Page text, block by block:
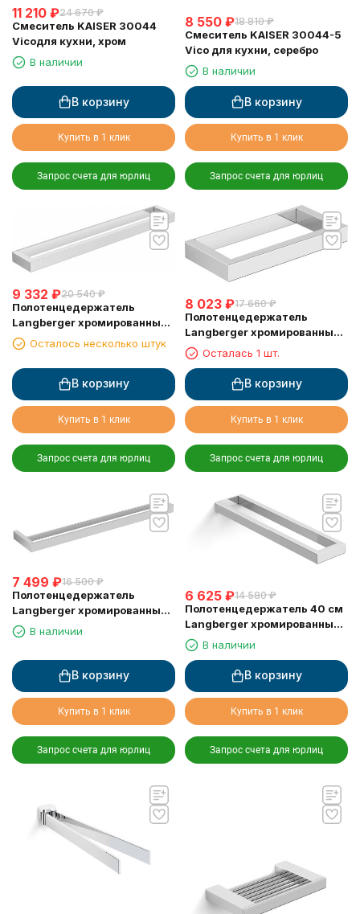
11 210 ₽24 670 ₽
Смеситель KAISER 30044
Vicoдля кухни, хром
В наличии
В корзину
Купить в 1 клик
Запрос счета для юрлиц
8 550 ₽18 810 ₽
Смеситель KAISER 30044-5
Vico для кухни, серебро
В наличии
В корзину
Купить в 1 клик
Запрос счета для юрлиц
9 332 ₽20 540 ₽
Полотенцедержатель
Langberger хромированный
к стене одинарный 45 см
30001D
Осталось несколько штук
В корзину
Купить в 1 клик
Запрос счета для юрлиц
8 023 ₽17 660 ₽
Полотенцедержатель
Langberger хромированный
к стене одинарный 22 см
30038A
Осталась 1 шт.
В корзину
Купить в 1 клик
Запрос счета для юрлиц
7 499 ₽16 500 ₽
Полотенцедержатель
Langberger хромированный
к стене двойной 60 см
36002A
В наличии
В корзину
Купить в 1 клик
Запрос счета для юрлиц
6 625 ₽14 580 ₽
Полотенцедержатель 40 см
Langberger хромированный
к стене двойной 30008A
В наличии
В корзину
Купить в 1 клик
Запрос счета для юрлиц